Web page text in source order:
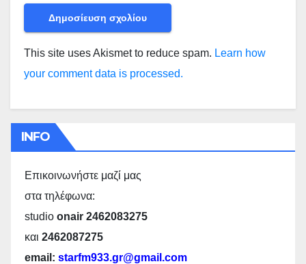
This site uses Akismet to reduce spam. Learn how
your comment data is processed.
INFO
Επικοινωνήστε μαζί μας
στα τηλέφωνα:
studio onair 2462083275
και 2462087275
email: starfm933.gr@gmail.com